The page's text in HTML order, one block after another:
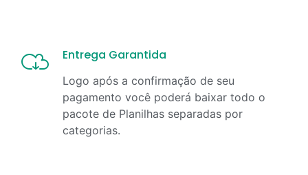
Entrega Garantida
Logo após a confirmação de seu
pagamento você poderá baixar todo o
pacote de Planilhas separadas por
categorias.